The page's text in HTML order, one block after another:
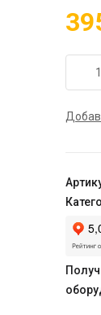
товара
RUBIS
40,
бел.
"PRO
AQUA"